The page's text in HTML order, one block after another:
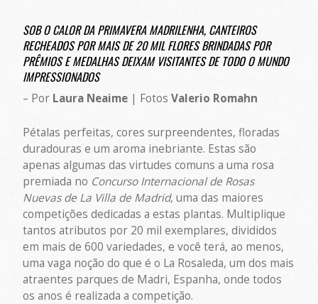
SOB O CALOR DA PRIMAVERA MADRILENHA, CANTEIROS
RECHEADOS POR MAIS DE 20 MIL FLORES BRINDADAS POR
PRÊMIOS E MEDALHAS DEIXAM VISITANTES DE TODO O MUNDO
IMPRESSIONADOS
– Por Laura Neaime | FotosValerio Romahn
Pétalas perfeitas, cores surpreendentes, floradas
duradouras e um aroma inebriante. Estas são
apenas algumas das virtudes comuns a uma rosa
premiada no Concurso Internacional de Rosas
Nuevas de La Villa de Madrid, uma das maiores
competições dedicadas a estas plantas. Multiplique
tantos atributos por 20 mil exemplares, divididos
em mais de 600 variedades, e você terá, ao menos,
uma vaga noção do que é o La Rosaleda, um dos mais
atraentes parques de Madri, Espanha, onde todos
os anos é realizada a competição.